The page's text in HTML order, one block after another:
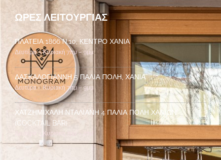
ΏΡΕΣ ΛΕΙΤΟΥΡΓΊΑΣ
ΠΛΑΤΕΊΑ 1866 Ν.10, ΚΈΝΤΡΟ ΧΑΝΙΆ
Δευτέρα – Κυριακή 7πμ – 9μμ
ΔΑΣΚΑΛΟΓΙΆΝΝΗ 5 ΠΑΛΙΆ ΠΌΛΗ, ΧΑΝΙΆ
Δευτέρα – Κυριακή 7πμ – 9μμ
ΧΑΤΖΗΜΙΧΆΛΗ ΝΤΑΛΙΑΝΉ 4 ΠΑΛΙΆ ΠΌΛΗ ΧΑΝΊΩΝ
(COCKTAIL BAR)
Δευτέρα – Κυριακή 7μμ – 2πμ